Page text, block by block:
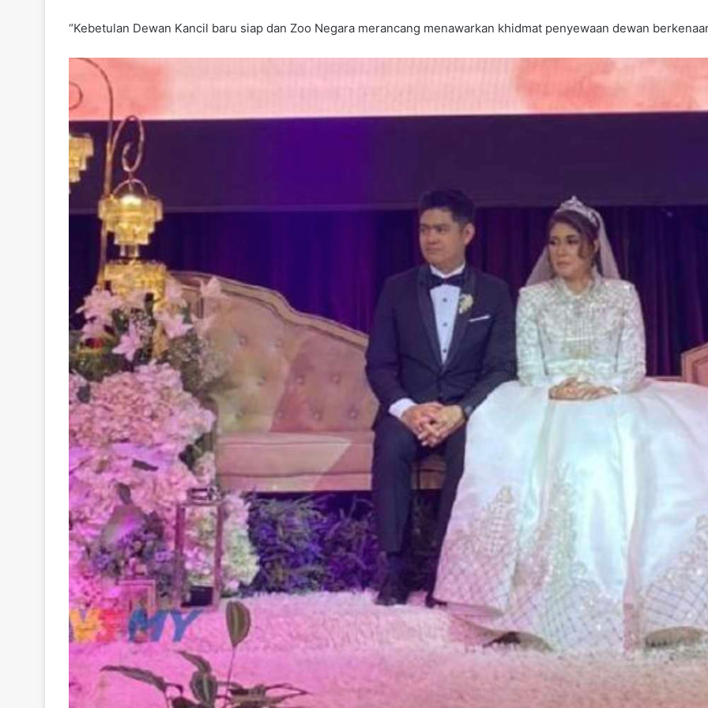
“Kebetulan Dewan Kancil baru siap dan Zoo Negara merancang menawarkan khidmat penyewaan dewan